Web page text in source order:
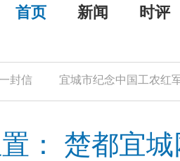
首页 新闻 时评
信 宜城市纪念中国工农红军
： 楚都宜城